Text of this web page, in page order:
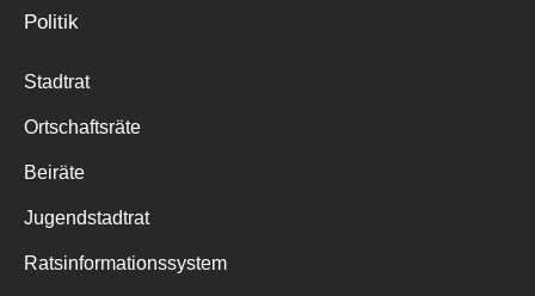
Politik
Stadtrat
Ortschaftsräte
Beiräte
Jugendstadtrat
Ratsinformationssystem